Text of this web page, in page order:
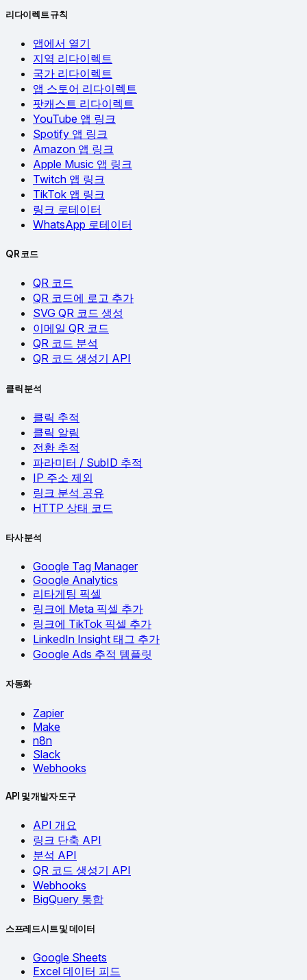
리다이렉트 규칙
앱에서 열기
지역 리다이렉트
국가 리다이렉트
앱 스토어 리다이렉트
팟캐스트 리다이렉트
YouTube 앱 링크
Spotify 앱 링크
Amazon 앱 링크
Apple Music 앱 링크
Twitch 앱 링크
TikTok 앱 링크
링크 로테이터
WhatsApp 로테이터
QR 코드
QR 코드
QR 코드에 로고 추가
SVG QR 코드 생성
이메일 QR 코드
QR 코드 분석
QR 코드 생성기 API
클릭 분석
클릭 추적
클릭 알림
전환 추적
파라미터 / SubID 추적
IP 주소 제외
링크 분석 공유
HTTP 상태 코드
타사 분석
Google Tag Manager
Google Analytics
리타게팅 픽셀
링크에 Meta 픽셀 추가
링크에 TikTok 픽셀 추가
LinkedIn Insight 태그 추가
Google Ads 추적 템플릿
자동화
Zapier
Make
n8n
Slack
Webhooks
API 및 개발자 도구
API 개요
링크 단축 API
분석 API
QR 코드 생성기 API
Webhooks
BigQuery 통합
스프레드시트 및 데이터
Google Sheets
Excel 데이터 피드